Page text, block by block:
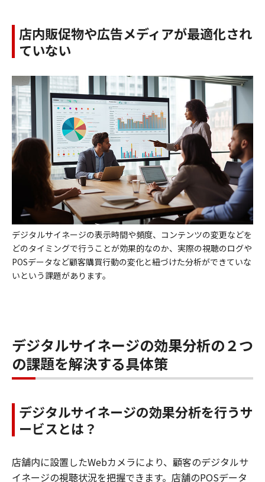
店内販促物や広告メディアが最適化され
ていない
デジタルサイネージの表示時間や頻度、コンテンツの変更などを
どのタイミングで行うことが効果的なのか、実際の視聴のログや
POSデータなど顧客購買行動の変化と紐づけた分析ができていな
いという課題があります。
デジタルサイネージの効果分析の２つ
の課題を解決する具体策
デジタルサイネージの効果分析を行うサ
ービスとは？
店舗内に設置したWebカメラにより、顧客のデジタルサ
イネージの視聴状況を把握できます。店舗のPOSデータ